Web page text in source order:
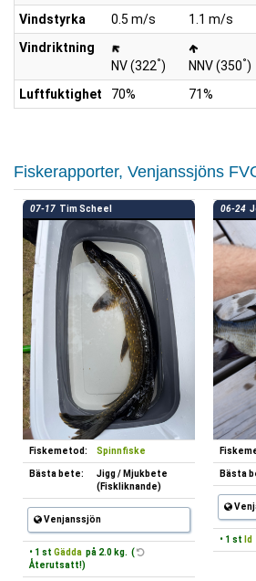
Vindstyrka
0.5 m/s 1.1 m/s
Vindriktning
NV (322°) NNV (350°)
Luftfuktighet
70% 71%
Fiskerapporter, Venjanssjöns
07-17 Tim Scheel
Fiskemetod: Spinnfiske
Bästa bete:
Jigg / Mjukbete
(Fiskliknande)
Venjanssjön
• 1 st Gädda på 2.0 kg. (
Återutsatt!)
06-24
Bästa
• 1 st Id